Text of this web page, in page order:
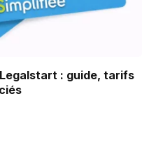
: guide, tarifs